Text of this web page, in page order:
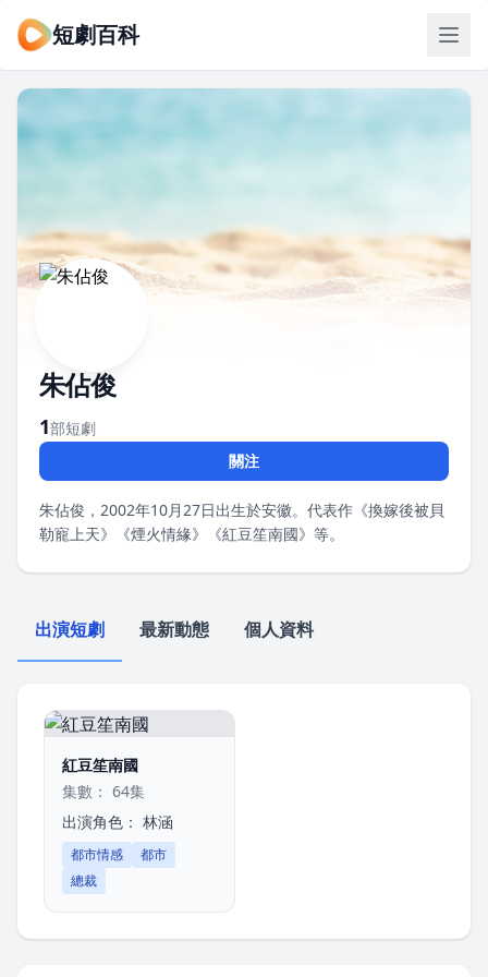
短劇百科
朱佔俊
1部短劇
關注
朱佔俊，2002年10月27日出生於安徽。代表作《換嫁後被貝
勒寵上天》《煙火情緣》《紅豆笙南國》等。
出演短劇 最新動態 個人資料
紅豆笙南國
集數： 64集
出演角色： 林涵
都市情感
都市
總裁